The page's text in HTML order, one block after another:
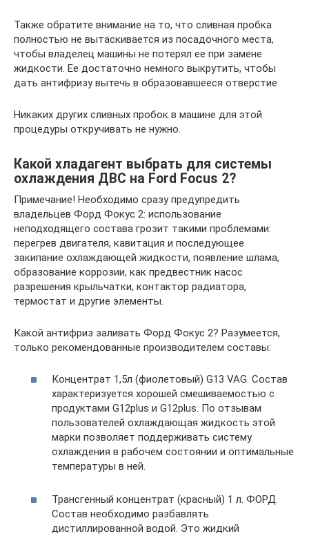
Также обратите внимание на то, что сливная пробка
полностью не вытаскивается из посадочного места,
чтобы владелец машины не потерял ее при замене
жидкости. Ее достаточно немного выкрутить, чтобы
дать антифризу вытечь в образовавшееся отверстие
Никаких других сливных пробок в машине для этой
процедуры откручивать не нужно.
Какой хладагент выбрать для системы
охлаждения ДВС на Ford Focus 2?
Примечание! Необходимо сразу предупредить
владельцев Форд Фокус 2: использование
неподходящего состава грозит такими проблемами:
перегрев двигателя, кавитация и последующее
закипание охлаждающей жидкости, появление шлама,
образование коррозии, как предвестник насос
разрешения крыльчатки, контактор радиатора,
термостат и другие элементы.
Какой антифриз заливать Форд Фокус 2? Разумеется,
только рекомендованные производителем составы:
Концентрат 1,5л (фиолетовый) G13 VAG. Состав
характеризуется хорошей смешиваемостью с
продуктами G12plus и G12plus. По отзывам
пользователей охлаждающая жидкость этой
марки позволяет поддерживать систему
охлаждения в рабочем состоянии и оптимальные
температуры в ней.
Трансгенный концентрат (красный) 1 л. ФОРД.
Состав необходимо разбавлять
дистиллированной водой. Это жидкий